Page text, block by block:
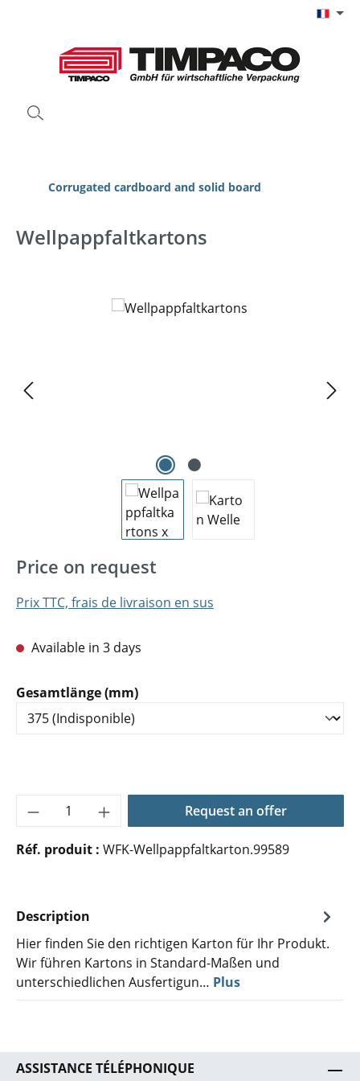
Corrugated cardboard and solid board
Wellpappfaltkartons
Ignorer la galerie d'images
Price on request
Prix TTC, frais de livraison en sus
Available in 3 days
Sélectionnez
Gesamtlänge (mm)
Quantité de produit : Entrez la
Request an offer
Réf. produit : WFK-Wellpappfaltkarton.99589
Description
Hier finden Sie den richtigen Karton für Ihr Produkt.
Wir führen Kartons in Standard-Maßen und
unterschiedlichen Ausfertigun… Plus
ASSISTANCE TÉLÉPHONIQUE